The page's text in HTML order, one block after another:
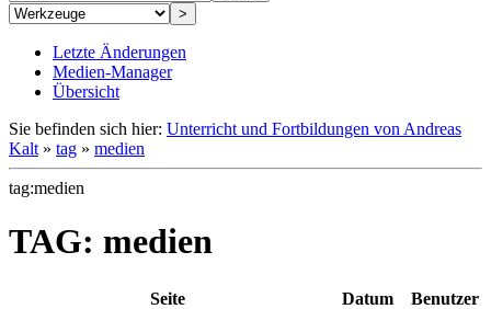
>
Letzte Änderungen
Medien-Manager
Übersicht
Sie befinden sich hier: Unterricht und Fortbildungen von Andreas
Kalt » tag » medien
tag:medien
TAG: medien
Seite Datum Benutzer